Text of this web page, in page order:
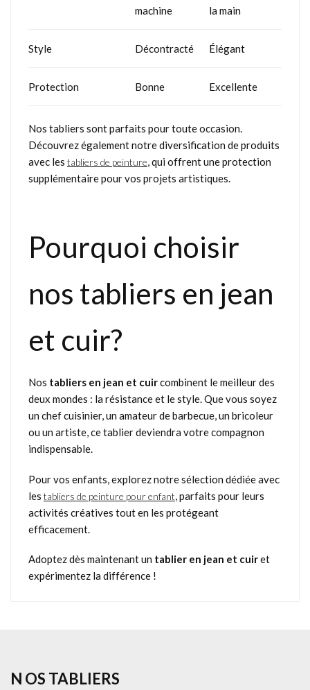
machine
la main
Style Décontracté Élégant
Protection Bonne Excellente
Nos tabliers sont parfaits pour toute occasion.
Découvrez également notre diversification de produits
avec les tabliers de peinture, qui offrent une protection
supplémentaire pour vos projets artistiques.
Pourquoi choisir
nos tabliers en jean
et cuir?
Nos tabliers en jean et cuircombinent le meilleur des
deux mondes : la résistance et le style. Que vous soyez
un chef cuisinier, un amateur de barbecue, un bricoleur
ou un artiste, ce tablier deviendra votre compagnon
indispensable.
Pour vos enfants, explorez notre sélection dédiée avec
les tabliers de peinture pour enfant , parfaits pour leurs
activités créatives tout en les protégeant
efficacement.
Adoptez dès maintenant un tablier en jean et cuiret
expérimentez la différence !
N OS TABLIERS